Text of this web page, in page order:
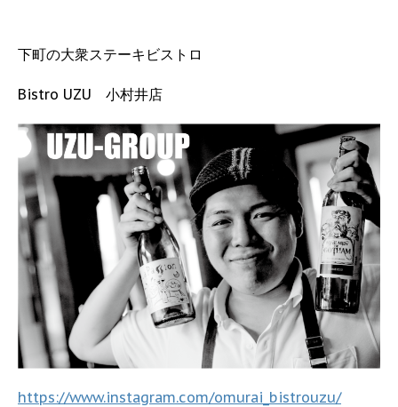
下町の大衆ステーキビストロ
Bistro UZU 小村井店
https://www.instagram.com/omurai_bistrouzu/